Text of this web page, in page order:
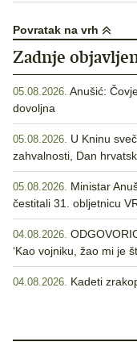
Povratak na vrh
Zadnje
05.08.2026. Anušić:
dovoljna
05.08.2026. U Kninu
zahvalnosti, Dan
05.08.2026. Ministar
čestitali 31. obljetnicu
04.08.2026.
‘Kao vojniku, žao mi je
04.08.2026. Kadeti